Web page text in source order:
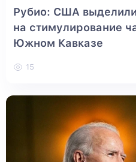
Рубио: США
на стимулирование
Южном Кавказе
15